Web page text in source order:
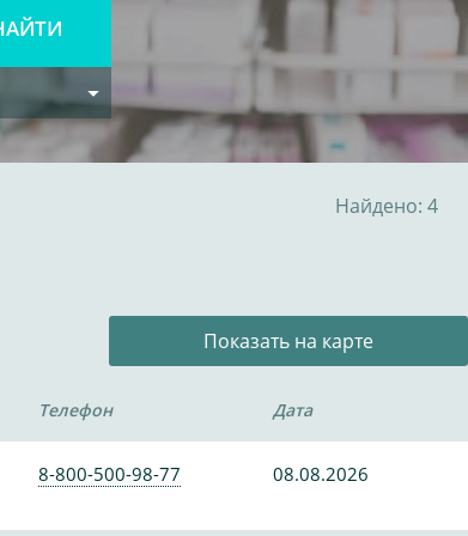
Найдено: 4
Показать на карте
Телефон Дата
8-800-500-98-77 08.08.2026